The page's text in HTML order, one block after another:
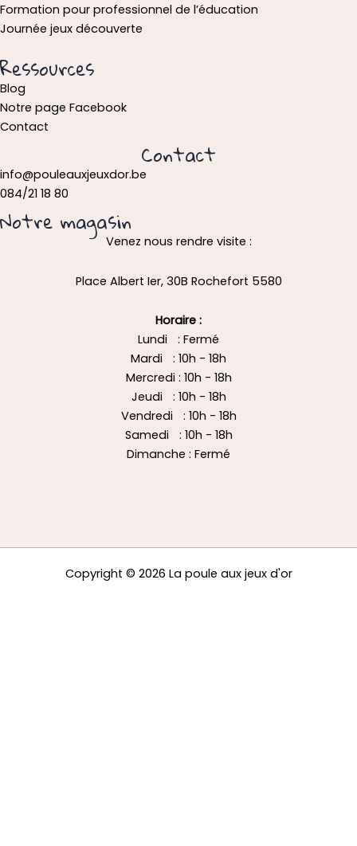
Formation pour professionnel de l’éducation
Journée jeux découverte
Ressources
Blog
Notre page Facebook
Contact
Contact
info@pouleauxjeuxdor.be
084/21 18 80
Notre magasin
Venez nous rendre visite :
Place Albert Ier, 30B Rochefort 5580
Horaire :
Lundi : Fermé
Mardi : 10h - 18h
Mercredi : 10h - 18h
Jeudi : 10h - 18h
Vendredi : 10h - 18h
Samedi : 10h - 18h
Dimanche : Fermé
Copyright © 2026 La poule aux jeux d'or